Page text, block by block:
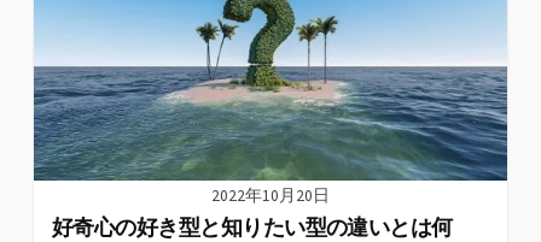
2022年10月20日
好奇心の好き型と知りたい型の違いとは何